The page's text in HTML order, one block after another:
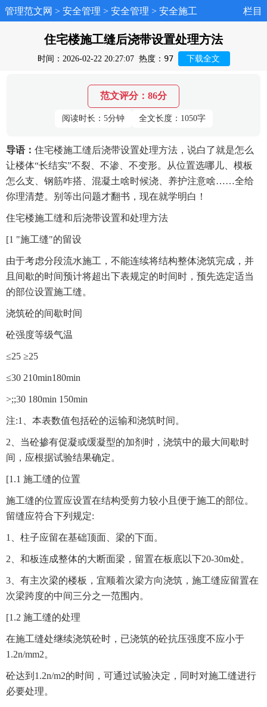
管理范文网 > 安全管理 > 安全管理 > 安全施工 栏目
住宅楼施工缝后浇带设置处理方法
时间：2026-02-22 20:27:07 热度： 97 下载全文
范文评分：86分
阅读时长：5分钟 全文长度：1050字
导语： 住宅楼施工缝后浇带设置处理方法，说白了就是怎么
让楼体“长结实”不裂、不渗、不变形。从位置选哪儿、模板
怎么支、钢筋咋搭、混凝土啥时候浇、养护注意啥……全给
你理清楚。别等出问题才翻书，现在就学明白！
住宅楼施工缝和后浇带设置和处理方法
[1 "施工缝"的留设
由于考虑分段流水施工，不能连续将结构整体浇筑完成，并
且间歇的时间预计将超出下表规定的时间时，预先选定适当
的部位设置施工缝。
浇筑砼的间歇时间
砼强度等级气温
≤25 ≥25
≤30 210min180min
>;;30 180min 150min
注:1、本表数值包括砼的运输和浇筑时间。
2、当砼掺有促凝或缓凝型的加剂时，浇筑中的最大间歇时
间，应根据试验结果确定。
[1.1 施工缝的位置
施工缝的位置应设置在结构受剪力较小且便于施工的部位。
留缝应符合下列规定:
1、柱子应留在基础顶面、梁的下面。
2、和板连成整体的大断面梁，留置在板底以下20-30m处。
3、有主次梁的楼板，宜顺着次梁方向浇筑，施工缝应留置在
次梁跨度的中间三分之一范围内。
[1.2 施工缝的处理
在施工缝处继续浇筑砼时，已浇筑的砼抗压强度不应小于
1.2n/mm2。
砼达到1.2n/m2的时间，可通过试验决定，同时对施工缝进行
必要处理。